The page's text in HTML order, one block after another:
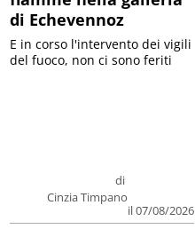
di Echevennoz
di
Cinzia Timpano
il 07/08/2026
E in corso l'intervento dei vigili
del fuoco, non ci sono feriti